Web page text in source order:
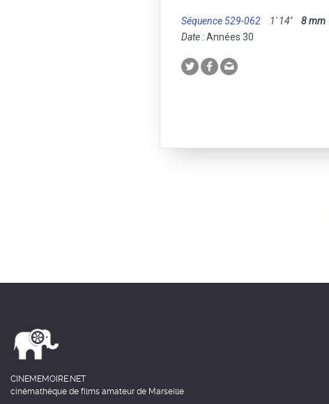
Séquence 529-062 1' 14'' 8 mm
Date :Années 30
CINEMEMOIRE.NET
cinémathèque de films amateur de Marseille